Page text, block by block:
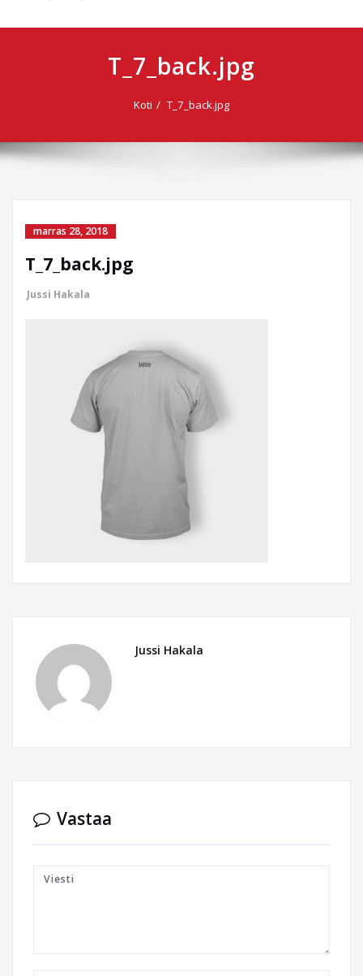
T_7_back.jpg
Koti T_7_back.jpg
marras 28, 2018
T_7_back.jpg
Jussi Hakala
Jussi Hakala
Vastaa